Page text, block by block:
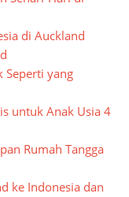
di Auckland
Seperti yang
untuk Anak Usia 4
Rumah Tangga
ke Indonesia dan